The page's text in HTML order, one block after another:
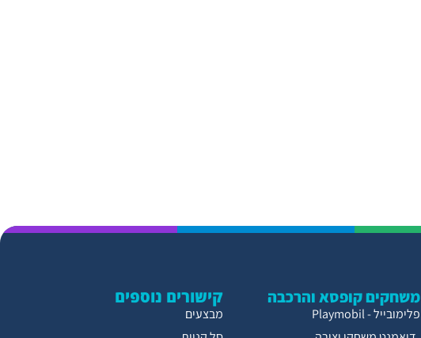
קישורים נוספים
מבצעים
משחקים קופסא והרכבה
פלימובייל - Playmobil